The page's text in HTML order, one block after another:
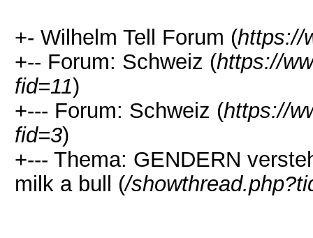
+- Wilhelm Tell Forum (https://
+-- Forum: Schweiz (https://
fid=11)
+--- Forum: Schweiz (https://
fid=3)
+--- Thema: GENDERN
milk a bull (/